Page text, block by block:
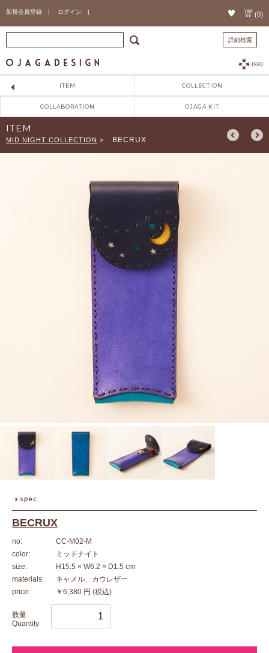
新規会員登録 | ログイン | (0)
詳細検索
INFO
ITEM COLLECTION
COLLABORATION OJAGA KIT
ITEM
MID NIGHT COLLECTION > BECRUX
BECRUX
no:
CC-M02-M
color:
ミッドナイト
size:
H15.5 × W6.2 × D1.5 cm
materials:
キャメル、カウレザー
price:
￥6,380 円 (税込)
数量
Quantity